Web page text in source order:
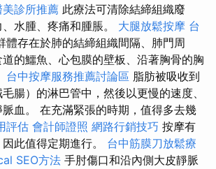
診所推薦 此療法可清除結締組織廢
水腫、疼痛和腫脹。 大腿放鬆按摩 台
體存在於肺的結締組織間隔、肺門周
的鱷魚、心包膜的壁板、沿著胸骨的胸
台中按摩服務推薦討論區 脂肪被吸收到
腸）的淋巴管中，然後以更慢的速度、
血。 在充滿緊張的時期，值得多去幾
評估 會計師證照 網路行銷技巧 按摩有
此值得定期進行。 台中筋膜刀放鬆療
SEO方法 手肘傷口和沿內側大皮靜脈